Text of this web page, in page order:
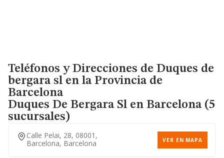
Teléfonos y Direcciones de Duques de
bergara sl en la Provincia de
Barcelona
Duques De Bergara Sl en Barcelona (5
sucursales)
Calle Pelai, 28, 08001,
Barcelona, Barcelona
VER EN MAPA